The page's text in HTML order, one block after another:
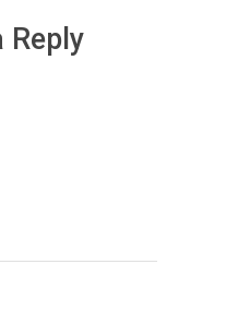
Reply